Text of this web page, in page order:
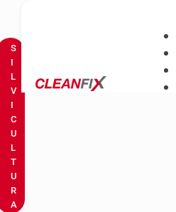
S
I
L
V
I
C
U
L
T
U
R
A